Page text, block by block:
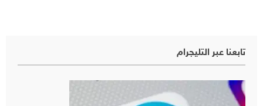
تابعنا عبر التليجرام